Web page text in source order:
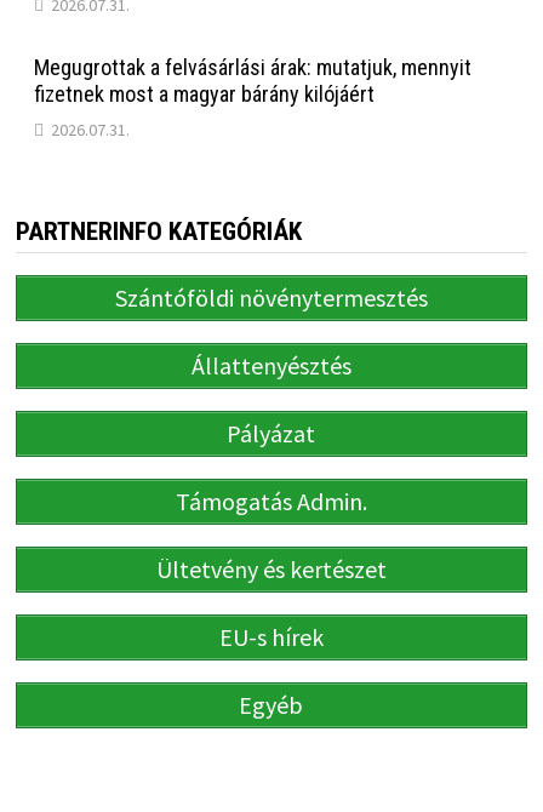
2026.07.31.
Megugrottak a felvásárlási árak: mutatjuk, mennyit
fizetnek most a magyar bárány kilójáért
2026.07.31.
PARTNERINFO KATEGÓRIÁK
Szántóföldi növénytermesztés
Állattenyésztés
Pályázat
Támogatás Admin.
Ültetvény és kertészet
EU-s hírek
Egyéb